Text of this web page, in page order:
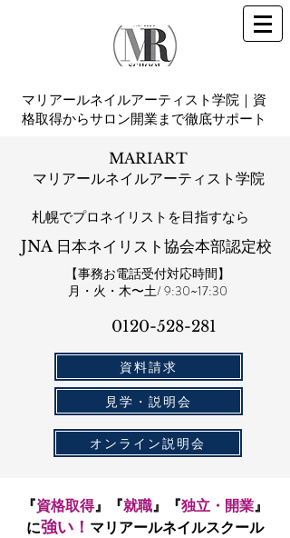
マリアールネイルアーティスト学院｜資
格取得からサロン開業まで徹底サポート
MARIART
マリアールネイルアーティスト学院
札幌​でプロネイリストを目指すなら
JNA 日本ネイリスト協会本部認定校
【事務お電話受付対応時間】
​月・火・木〜土/ 9:30~17:30
0120-528-281​
資料請求
見学・説明会
オンライン説明会
『資格取得』『就職』『独立・開業』
に強い！ マリアールネイルスクール